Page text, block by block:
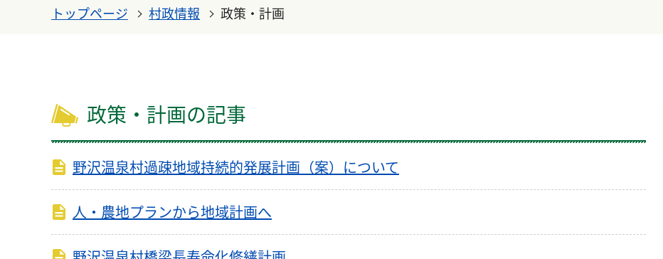
トップページ 村政情報 政策・計画
政策・計画の記事
野沢温泉村過疎地域持続的発展計画（案）について
人・農地プランから地域計画へ